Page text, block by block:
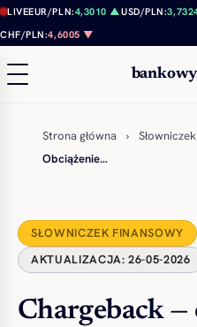
Przejdź do treści
LIVEEUR/PLN:4,3010 ▲USD/PLN:
CHF/PLN:4,6005 ▼
Strona główna › Słowniczek
Obciążenie…
SŁOWNICZEK FINANSOWY
AKTUALIZACJA: 26-05-2026
Chargeback —